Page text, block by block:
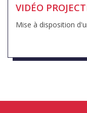
VIDÉO
Mise à disposition